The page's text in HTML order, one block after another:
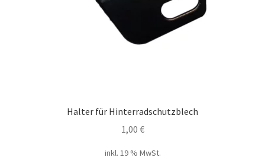
Halter für Hinterradschutzblech
1,00 €
inkl. 19 % MwSt.